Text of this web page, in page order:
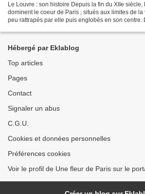
Le Louvre : son histoire Depuis la fin du XIIe siècle,
dominent le coeur de Paris ; situés aux limites de la
peu rattrapés par elle puis englobés en son centre.
Hébergé par Eklablog
Top articles
Pages
Contact
Signaler un abus
C.G.U.
Cookies et données personnelles
Préférences cookies
Voir le profil de Une fleur de Paris sur le